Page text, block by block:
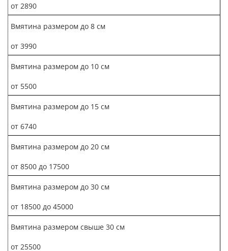
от 2890
Вмятина размером до 8 см
от 3990
Вмятина размером до 10 см
от 5500
Вмятина размером до 15 см
от 6740
Вмятина размером до 20 см
от 8500 до 17500
Вмятина размером до 30 см
от 18500 до 45000
Вмятина размером свыше 30 см
от 25500